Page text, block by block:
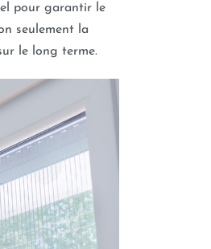
pour garantir le
seulement la
le long terme.